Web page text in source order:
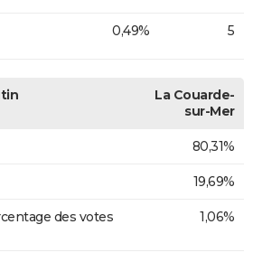
0,49% 5
La Couarde-
sur-Mer
80,31%
19,69%
des votes
1,06%